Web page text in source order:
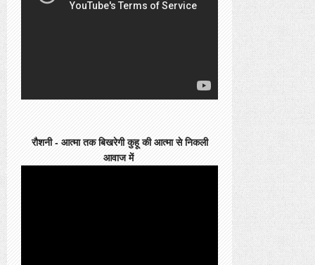
रौशनी - आत्मा तक बिखरेगी कुहू की आत्मा से निकली
आवाज में